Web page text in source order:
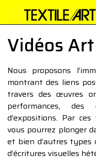
Vidéos
Nous proposons
montrant des liens
travers des œuvres
performances,
d’expositions. Par
vous pourrez plonger
et bien d’autres
d’écritures visuelles